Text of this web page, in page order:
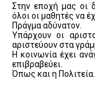
Στην εποχή μας οι
όλοι οι μαθητές να
Πράγμα αδύνατον.
Υπάρχουν οι
αριστεύουν στα
Η κοινωνία έχει
επιβραβεύει.
Όπως και η Πολιτεία.